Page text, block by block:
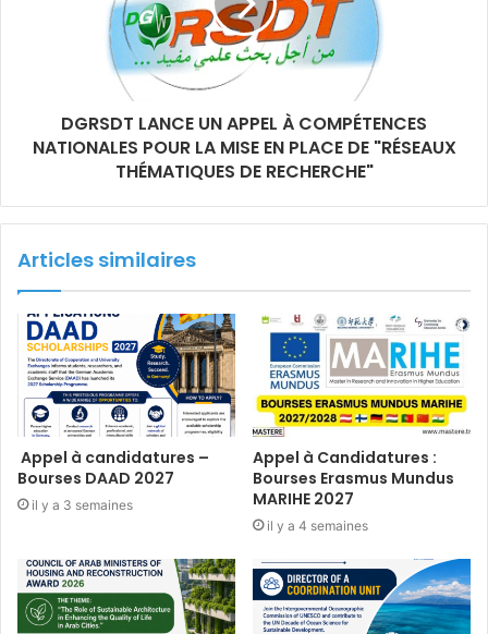
DGRSDT LANCE UN APPEL À COMPÉTENCES
NATIONALES POUR LA MISE EN PLACE DE "RÉSEAUX
THÉMATIQUES DE RECHERCHE"
Articles similaires
Appel à candidatures –
Bourses DAAD 2027
il y a 3 semaines
Appel à Candidatures :
Bourses Erasmus Mundus
MARIHE 2027
il y a 4 semaines